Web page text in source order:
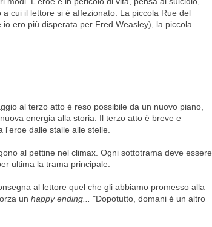
cui il lettore si è affezionato. La piccola Rue del
ero più disperata per Fred Weasley), la piccola
al terzo atto è reso possibile da un nuovo piano,
energia alla storia. Il terzo atto è breve e
dalle stalle alle stelle.
al pettine nel climax. Ogni sottotrama deve essere
ultima la trama principale.
al lettore quel che gli abbiamo promesso alla
un happy ending... "Dopotutto, domani è un altro